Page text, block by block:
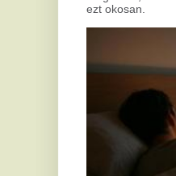
Hogyan
Sokan tapasztalták
szolgál, ahogy
lámpa már nem
nem teszi elég
ami alapvetően
funkcionalitását. Mi